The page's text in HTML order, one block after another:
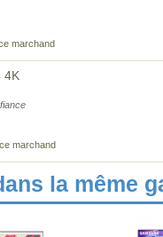
marchand
4K
marchand
la même